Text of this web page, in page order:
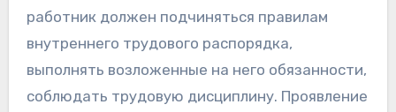
работник должен подчиняться правилам
внутреннего трудового распорядка,
выполнять возложенные на него обязанности,
соблюдать трудовую дисциплину. Проявление